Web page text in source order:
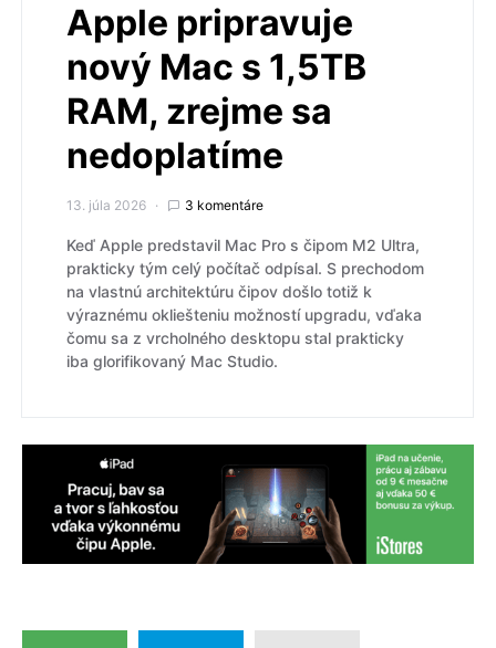
Apple pripravuje
nový Mac s 1,5TB
RAM, zrejme sa
nedoplatíme
13. júla 2026 3 komentáre
Keď Apple predstavil Mac Pro s čipom M2 Ultra,
prakticky tým celý počítač odpísal. S prechodom
na vlastnú architektúru čipov došlo totiž k
výraznému okliešteniu možností upgradu, vďaka
čomu sa z vrcholného desktopu stal prakticky
iba glorifikovaný Mac Studio.